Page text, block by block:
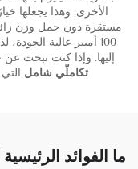
الأخرى. وهذا يجعلها
مستقرة دون حمل وزن
100 أمبير عالية
إليها. وإذا كنت تبحث
تكاملّي شامل